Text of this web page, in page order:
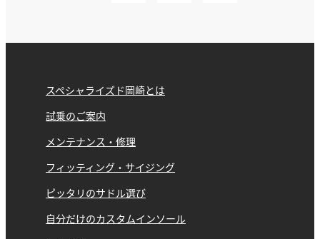
スペシャライズド岡崎とは
試乗のご案内
メンテナンス・修理
フィッティング・サイジング
ピッタリのサドル選び
自分だけのカスタムインソール